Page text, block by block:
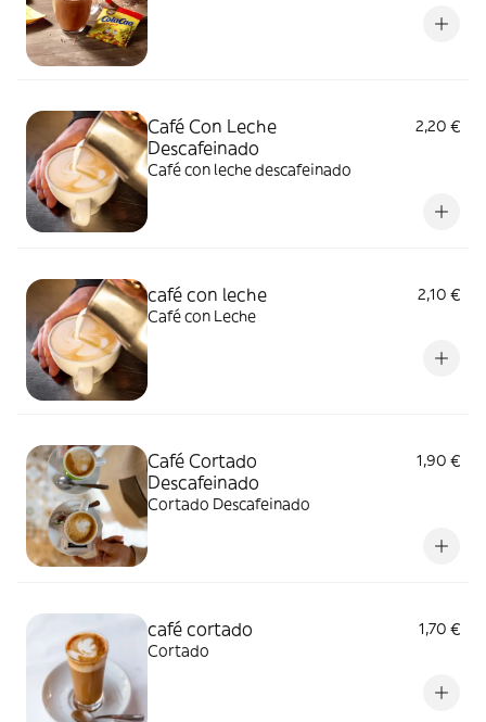
Café Con Leche
Descafeinado
2,20 €
Café con leche descafeinado
café con leche
2,10 €
Café con Leche
Café Cortado
Descafeinado
1,90 €
Cortado Descafeinado
café cortado
1,70 €
Cortado